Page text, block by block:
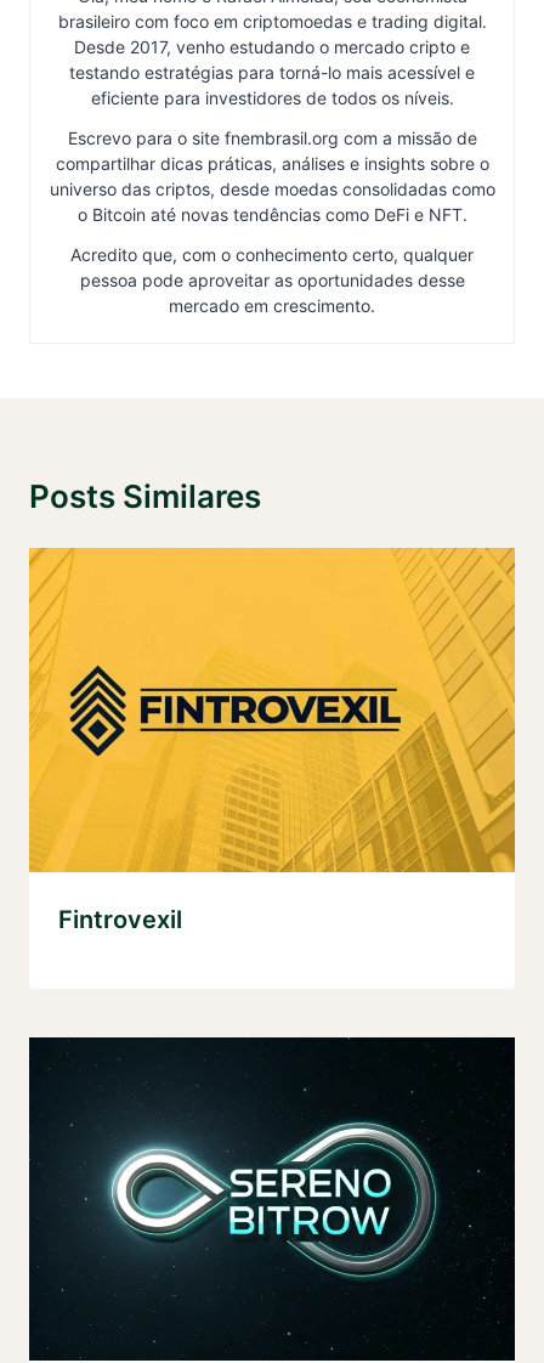
brasileiro com foco em criptomoedas e trading digital.
Desde 2017, venho estudando o mercado cripto e
testando estratégias para torná-lo mais acessível e
eficiente para investidores de todos os níveis.
Escrevo para o site fnembrasil.org com a missão de
compartilhar dicas práticas, análises e insights sobre o
universo das criptos, desde moedas consolidadas como
o Bitcoin até novas tendências como DeFi e NFT.
Acredito que, com o conhecimento certo, qualquer
pessoa pode aproveitar as oportunidades desse
mercado em crescimento.
Posts Similares
Fintrovexil